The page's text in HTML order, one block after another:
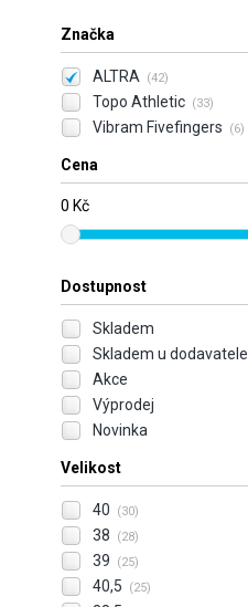
Značka
ALTRA (42)
Topo Athletic (33)
Vibram Fivefingers (6)
Cena
0 Kč
Dostupnost
Skladem
Skladem u dodavatele
Akce
Výprodej
Novinka
Velikost
40 (30)
38 (28)
39 (25)
40,5 (25)